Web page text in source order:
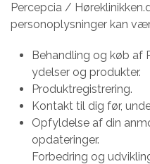
Percepcia /
personoplysninger kan
Behandling og køb af
ydelser og produkter.
Produktregistrering.
Kontakt til dig før,
Opfyldelse af din
opdateringer.
Forbedring og